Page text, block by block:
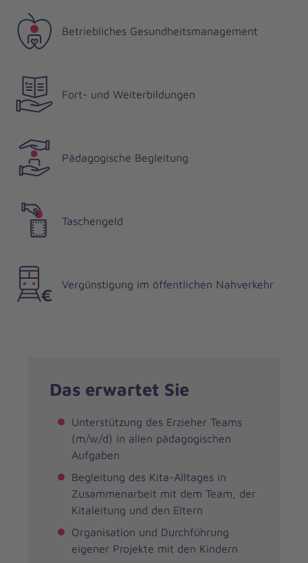
Betriebliches Gesundheitsmanagement
Fort- und Weiterbildungen
Pädagogische Begleitung
Taschengeld
Vergünstigung im öffentlichen Nahverkehr
Das erwartet Sie
Unterstützung des Erzieher Teams
(m/w/d) in allen pädagogischen
Aufgaben
Begleitung des Kita-Alltages in
Zusammenarbeit mit dem Team, der
Kitaleitung und den Eltern
Organisation und Durchführung
eigener Projekte mit den Kindern